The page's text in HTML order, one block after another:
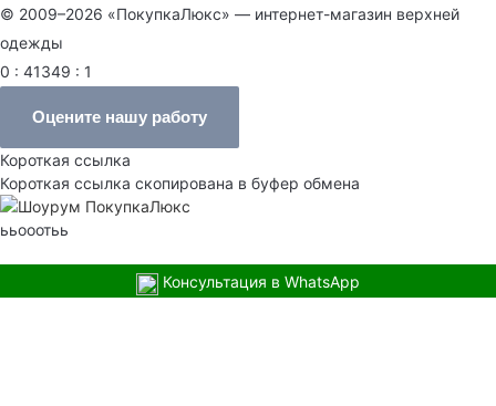
© 2009–2026 «ПокупкаЛюкс» — интернет-магазин верхней
одежды
0 : 41349 : 1
Оцените нашу работу
Короткая ссылка
Короткая ссылка скопирована в буфер обмена
ььооотьь
Консультация в WhatsApp